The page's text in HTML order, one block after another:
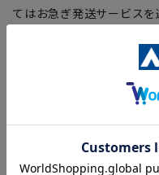
てはお急ぎ発送サービス